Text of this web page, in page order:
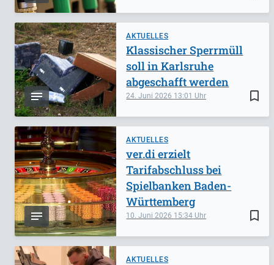
AKTUELLES
bookmark_border
24. Juni 2026 13:01
Klassischer Sperrmüll
soll in Karlsruhe
abgeschafft werden
AKTUELLES
bookmark_border
10. Juni 2026 15:34
ver.di erzielt
Tarifabschluss bei
Spielbanken Baden-
Württemberg
AKTUELLES